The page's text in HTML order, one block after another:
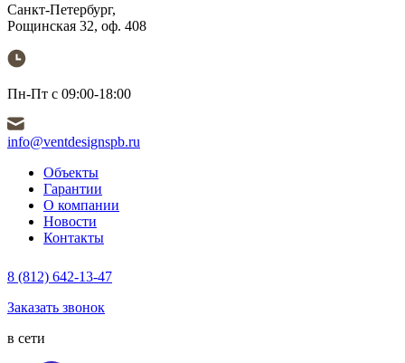
Санкт-Петербург,
Рощинская 32, оф. 408
Пн-Пт с 09:00-18:00
info@ventdesignspb.ru
Объекты
Гарантии
О компании
Новости
Контакты
8 (812) 642-13-47
Заказать звонок
в сети